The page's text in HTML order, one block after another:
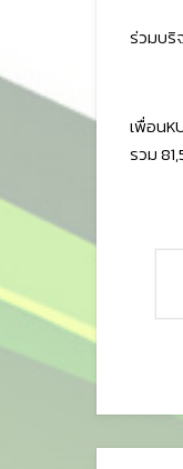
ร่วมบริ
เพื่อน
รวม